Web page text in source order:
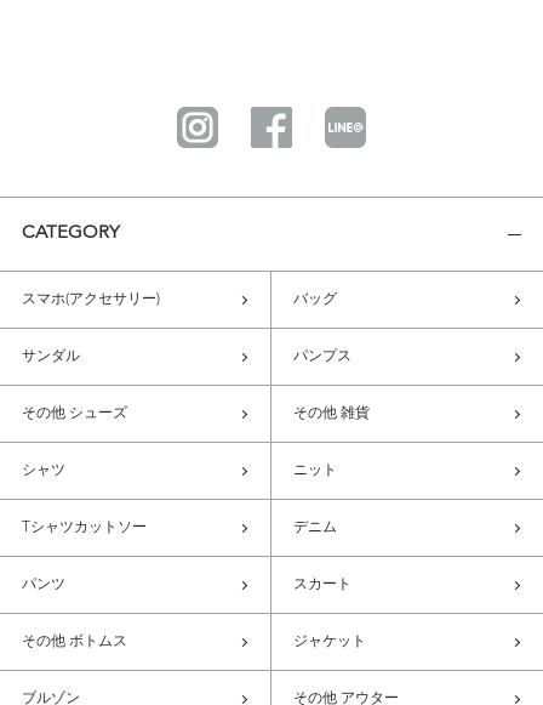
CATEGORY
スマホ(アクセサリー) バッグ
サンダル パンプス
その他 シューズ その他 雑貨
シャツ ニット
Tシャツカットソー デニム
パンツ スカート
その他 ボトムス ジャケット
ブルゾン その他 アウター